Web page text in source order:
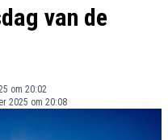
van de
om 20:02
2025 om 20:08